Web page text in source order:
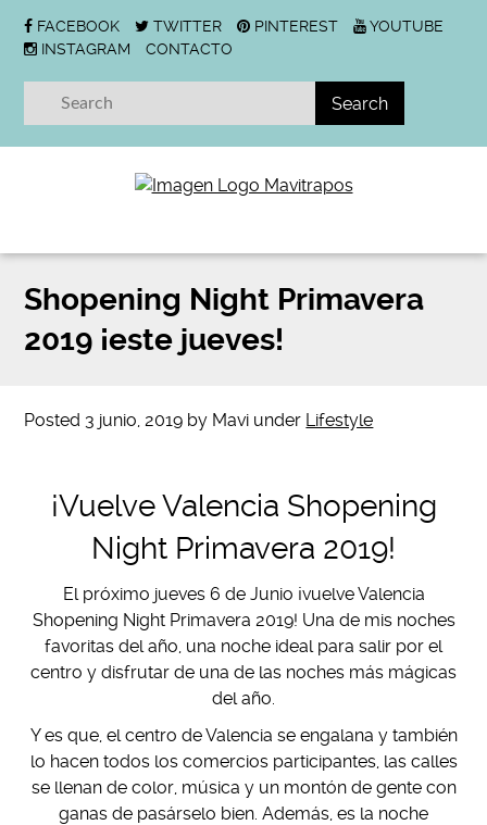
FACEBOOK TWITTER PINTEREST
YOUTUBE
INSTAGRAM
CONTACTO
Shopening Night Primavera
2019 ¡este jueves!
Posted 3 junio, 2019 by Mavi under Lifestyle
¡Vuelve Valencia Shopening
Night Primavera 2019!
El próximo jueves 6 de Junio ¡vuelve Valencia
Shopening Night Primavera 2019! Una de mis noches
favoritas del año, una noche ideal para salir por el
centro y disfrutar de una de las noches más mágicas
del año.
Y es que, el centro de Valencia se engalana y también
lo hacen todos los comercios participantes, las calles
se llenan de color, música y un montón de gente con
ganas de pasárselo bien. Además, es la noche